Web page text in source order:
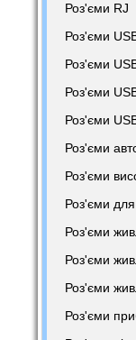
Роз'єми RJ
Роз'єми
Роз'єми
Роз'єми
Роз'єми
Роз'єми
Роз'єми
Роз'єми для
Роз'єми
Роз'єми
Роз'єми
Роз'єми